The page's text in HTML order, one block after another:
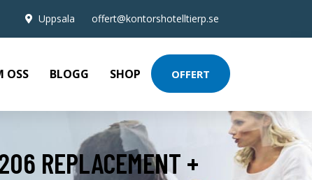
Uppsala offert@kontorshotelltierp.se
OSS BLOGG SHOP OFFERT
REPLACEMENT +